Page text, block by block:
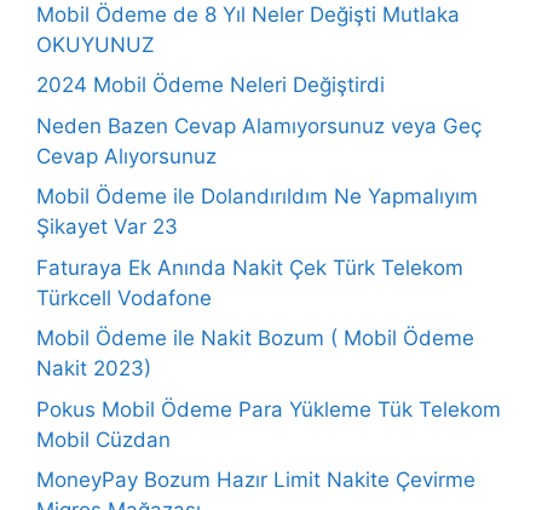
Mobil Ödeme de 8 Yıl Neler Değişti Mutlaka
OKUYUNUZ
2024 Mobil Ödeme Neleri Değiştirdi
Neden Bazen Cevap Alamıyorsunuz veya Geç
Cevap Alıyorsunuz
Mobil Ödeme ile Dolandırıldım Ne Yapmalıyım
Şikayet Var 23
Faturaya Ek Anında Nakit Çek Türk Telekom
Türkcell Vodafone
Mobil Ödeme ile Nakit Bozum ( Mobil Ödeme
Nakit 2023)
Pokus Mobil Ödeme Para Yükleme Tük Telekom
Mobil Cüzdan
MoneyPay Bozum Hazır Limit Nakite Çevirme